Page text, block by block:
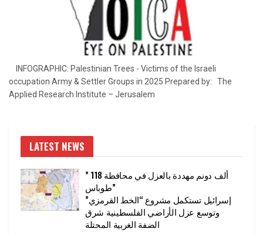
INFOGRAPHIC: Palestinian Trees - Victims of the Israeli
occupation Army & Settler Groups in 2025 Prepared by: The
Applied Research Institute – Jerusalem
LATEST NEWS
” 118 ألف دونم مهددة بالعزل في محافظة
طوباس”
إسرائيل تستكمل مشروع “الخط القرمزي”
وتوسع عزل الأراضي الفلسطينية شرق
الضفة الغربية المحتلة